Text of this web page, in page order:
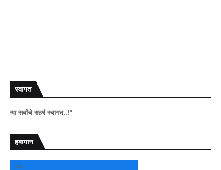
स्वागत
सहर्ष स्वागत..!"
हवामान
+28